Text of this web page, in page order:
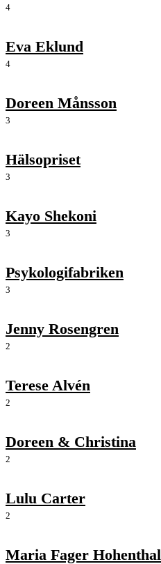
4
Eva Eklund
4
Doreen Månsson
3
Hälsopriset
3
Kayo Shekoni
3
Psykologifabriken
3
Jenny Rosengren
2
Terese Alvén
2
Doreen & Christina
2
Lulu Carter
2
Maria Fager Hohenthal